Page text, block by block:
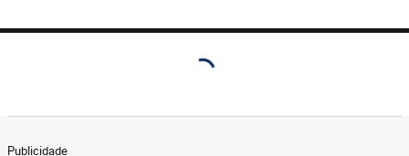
Publicidade